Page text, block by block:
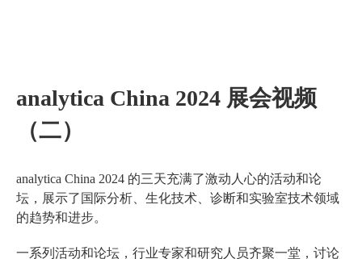
analytica China 2024 展会视频
（二）
analytica China 2024 的三天充满了激动人心的活动和论
坛，展示了国际分析、生化技术、诊断和实验室技术领域
的趋势和进步。
一系列活动和论坛，行业专家和研究人员齐聚一堂，讨论